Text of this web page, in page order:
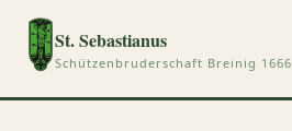
St. Sebastianus
Schützenbruderschaft Breinig 1666